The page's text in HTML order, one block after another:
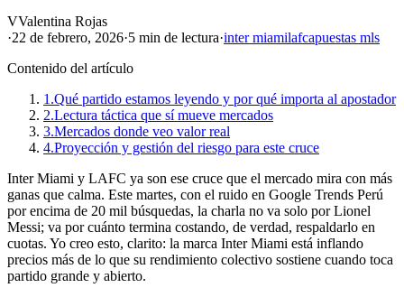
VValentina Rojas
·22 de febrero, 2026·5 min de lectura·inter miamilafcapuestas mls
Contenido del artículo
1.Qué partido estamos leyendo y por qué importa al apostador
2.Lectura táctica que sí mueve mercados
3.Mercados donde veo valor real
4.Proyección y gestión del riesgo para este cruce
Inter Miami y LAFC ya son ese cruce que el mercado mira con más
ganas que calma. Este martes, con el ruido en Google Trends Perú
por encima de 20 mil búsquedas, la charla no va solo por Lionel
Messi; va por cuánto termina costando, de verdad, respaldarlo en
cuotas. Yo creo esto, clarito: la marca Inter Miami está inflando
precios más de lo que su rendimiento colectivo sostiene cuando toca
partido grande y abierto.